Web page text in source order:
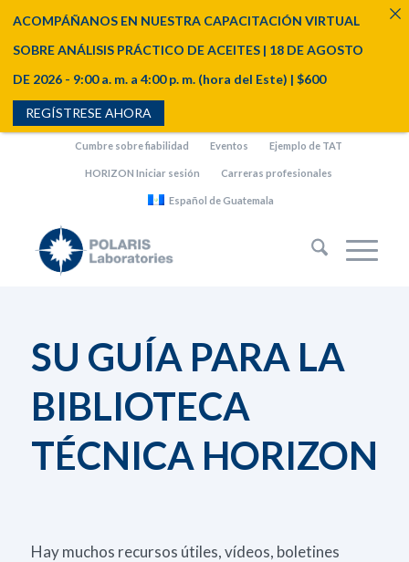
Cumbre sobre fiabilidad Eventos Ejemplo de TAT
HORIZON Iniciar sesión Carreras profesionales
Español de Guatemala
SU GUÍA PARA LA
BIBLIOTECA
TÉCNICA HORIZON
Hay muchos recursos útiles, vídeos, boletines
ACOMPÁÑANOS EN NUESTRA CAPACITACIÓN VIRTUAL
SOBRE ANÁLISIS PRÁCTICO DE ACEITES | 18 DE AGOSTO
DE 2026 - 9:00 a. m. a 4:00 p. m. (hora del Este) | $600
REGÍSTRESE AHORA